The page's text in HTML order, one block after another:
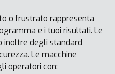
o frustrato rappresenta
e i tuoi risultati. Le
inoltre degli standard
Le macchine
operatori con: